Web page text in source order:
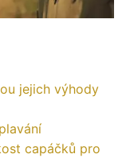
jejich výhody
capáčků pro